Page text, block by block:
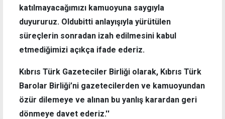
katılmayacağımızı kamuoyuna saygıyla
duyururuz. Oldubitti anlayışıyla yürütülen
süreçlerin sonradan izah edilmesini kabul
etmediğimizi açıkça ifade ederiz.
Kıbrıs Türk Gazeteciler Birliği olarak, Kıbrıs Türk
Barolar Birliği’ni gazetecilerden ve kamuoyundan
özür dilemeye ve alınan bu yanlış karardan geri
dönmeye davet ederiz.''